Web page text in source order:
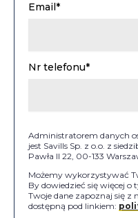
Email*
Nr telefonu*
Administratorem danych
jest Savills Sp. z o.o. z
Pawła II 22, 00-133
Możemy wykorzystywać
By dowiedzieć się więcej
Twoje dane zapoznaj się
dostępną pod linkiem: